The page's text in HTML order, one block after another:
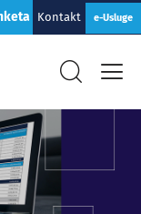
Kontakt e-Usluge